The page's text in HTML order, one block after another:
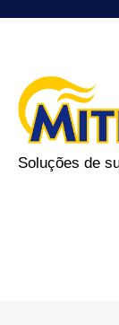
Soluções de